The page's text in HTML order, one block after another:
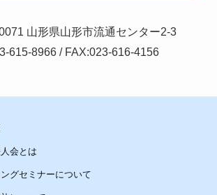
0071 山形県山形市流通センター2-3
615-8966 / FAX:023-616-4156
会とは
グセミナーについて